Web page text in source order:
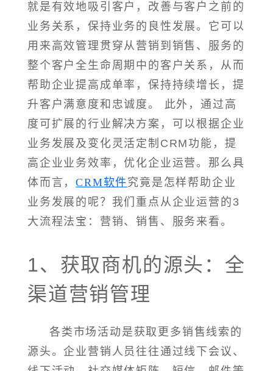
就是有效地吸引客户，改善与客户之前的
业务关系，保持业务的良性发展。它可以
用来高效管理贯穿从营销到销售、服务的
整个客户全生命周期中的客户关系，从而
帮助企业提高成单率，保持持续增长，提
升客户满意度和忠诚度。 此外，通过高
度可扩展的行业解决方案，可以根据企业
业务发展及变化灵活定制CRM功能，提
高企业业务效率，优化企业运营。那么具
体而言，CRM软件究竟是怎样帮助企业
业务发展的呢？我们重点从企业运营的3
大流程法宝：营销、销售、服务来看。
1、获取商机的源头：全
渠道营销管理
各类市场活动是获取更多销售线索的
源头。企业营销人员往往通过线下会议、